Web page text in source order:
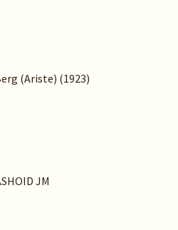
(Ariste) (1923)
JM